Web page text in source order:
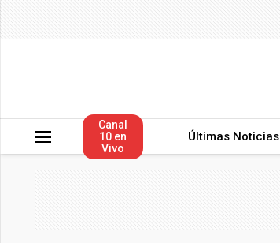
Canal
10 en
Vivo
Últimas Noticias